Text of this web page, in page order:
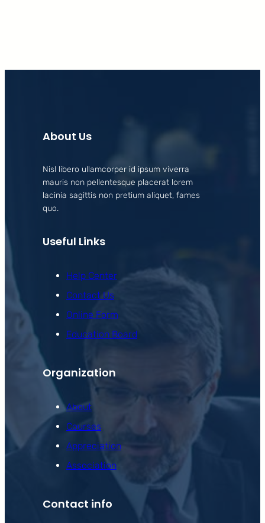
About Us
Nisl libero ullamcorper id ipsum viverra
mauris non pellentesque placerat lorem
lacinia sagittis non pretium aliquet, fames
quo.
Useful Links
Help Center
Contact Us
Online Form
Education Board
Organization
About
Courses
Appreciation
Association
Contact info